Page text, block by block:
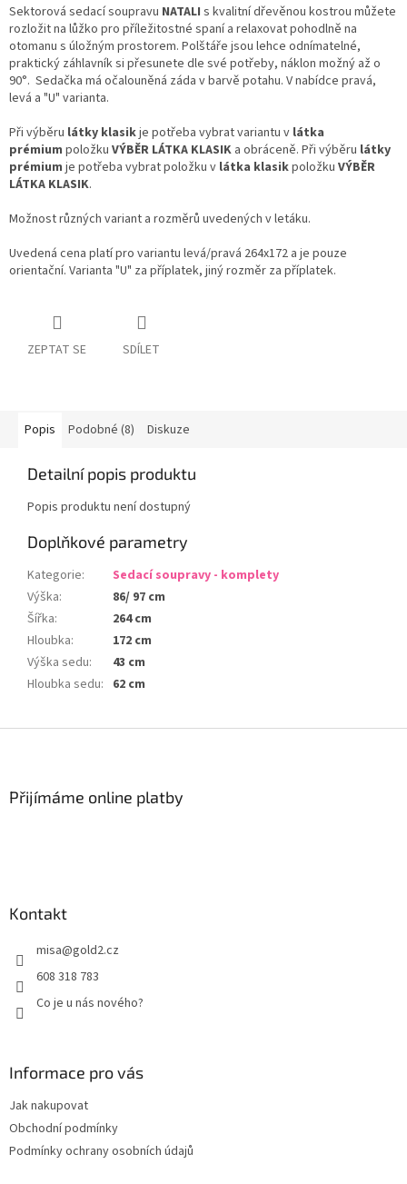
Sektorová sedací soupravu NATALI s kvalitní dřevěnou kostrou můžete
rozložit na lůžko pro příležitostné spaní a relaxovat pohodlně na
otomanu s úložným prostorem. Polštáře jsou lehce odnímatelné,
praktický záhlavník si přesunete dle své potřeby, náklon možný až o
90°. Sedačka má očalouněná záda v barvě potahu. V nabídce pravá,
levá a "U" varianta.
Při výběru látky klasikje potřeba vybrat variantu v látka
prémium položku VÝBĚR LÁTKA KLASIK a obráceně. Při výběru látky
prémium je potřeba vybrat položku v látka klasikpoložku VÝBĚR
LÁTKA KLASIK.
Možnost různých variant a rozměrů uvedených v letáku.
Uvedená cena platí pro variantu levá/pravá 264x172 a je pouze
orientační. Varianta "U" za příplatek, jiný rozměr za příplatek.
ZEPTAT SE SDÍLET
Popis Podobné (8) Diskuze
Detailní popis produktu
Popis produktu není dostupný
Doplňkové parametry
Kategorie:
Sedací soupravy - komplety
Výška:
86/ 97 cm
Šířka:
264 cm
Hloubka:
172 cm
Výška sedu:
43 cm
Hloubka sedu: 62 cm
Přijímáme online platby
Kontakt
misa@gold2.cz
608 318 783
Co je u nás nového?
Informace pro vás
Jak nakupovat
Obchodní podmínky
Podmínky ochrany osobních údajů